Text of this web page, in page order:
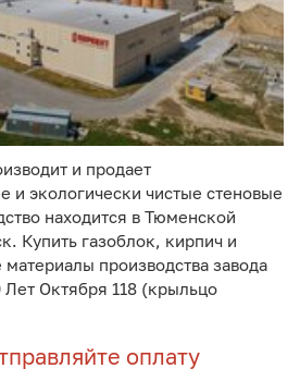
и продает
и экологически чистые стеновые
находится в Тюменской
Купить газоблок, кирпич и
производства завода
Лет Октября 118 (крыльцо
оплату